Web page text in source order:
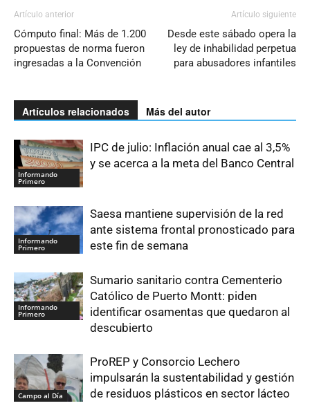
Artículo anterior
Cómputo final: Más de 1.200
propuestas de norma fueron
ingresadas a la Convención
Artículo siguiente
Desde este sábado opera la
ley de inhabilidad perpetua
para abusadores infantiles
Artículos relacionados Más del autor
Informando
Primero
IPC de julio: Inflación anual cae al 3,5%
y se acerca a la meta del Banco Central
Informando
Primero
Saesa mantiene supervisión de la red
ante sistema frontal pronosticado para
este fin de semana
Informando
Primero
Sumario sanitario contra Cementerio
Católico de Puerto Montt: piden
identificar osamentas que quedaron al
descubierto
Campo al Día
ProREP y Consorcio Lechero
impulsarán la sustentabilidad y gestión
de residuos plásticos en sector lácteo